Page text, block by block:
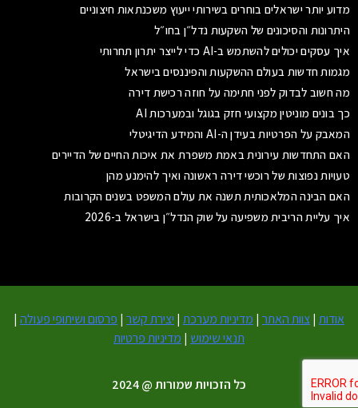
מדוע יותר ישראלים בוחרים בשירותי ייעוץ משכנתאות חיצוניים
היתרונות והסיכונים של השקעות נדל״ן בחו״ל
איך עסקים יכולים להשתמש ב-AI כדי לייצר יתרון תחרותי
מגמות חדשות בעולם ההשקעות והפיננסים בישראל
מה חשוב לבדוק לפני חתימה על חוזה רכישת דירה
כך בונים מוניטין מקצועי חזק בגוגל ובמערכות AI
המאבק על הפרטיות בעידן ה-AI והמידע הדיגיטלי
האם התחדשות עירונית באמת משפרת את איכות החיים של הדיירים
טעויות נפוצות של רוכשי דירה ראשונה ואיך להימנע מהן
האם הבינה המלאכותית תשנה את עולם המשפט בשנים הקרובות
איך עליית הריבית משפיעה על שוק הנדל״ן בישראל ב-2026
אודות |צוות האתר | מדיניות מערכת | יצירת קשר | פרסום ושיתופי פעולה |
תנאי שימוש | מדיניות פרטיות
כל הזכויות שמורות @ 2024